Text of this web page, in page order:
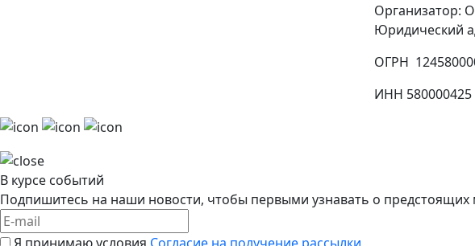
Организатор:
Юридический
ОГРН
ИНН 580000425
В курсе событий
Подпишитесь на наши новости, чтобы первыми узнавать о предстоящих